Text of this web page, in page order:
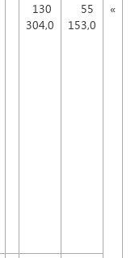
130
304,0
55
153,0
«